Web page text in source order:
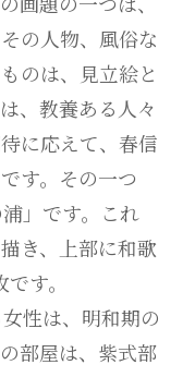
の人物、風俗な
のは、見立絵と
、教養ある人々
に応えて、春信
す。その一つ
」です。これ
き、上部に和歌
す。
性は、明和期の
部屋は、紫式部